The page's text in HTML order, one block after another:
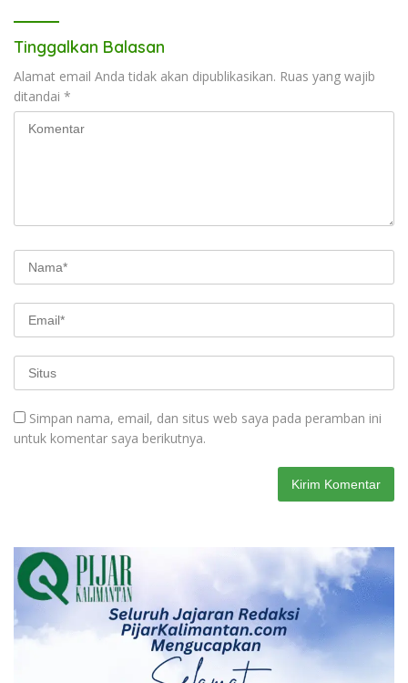
Tinggalkan Balasan
Alamat email Anda tidak akan dipublikasikan. Ruas yang wajib
ditandai *
Simpan nama, email, dan situs web saya pada peramban ini
untuk komentar saya berikutnya.